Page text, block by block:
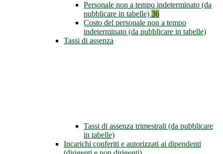
Personale non a tempo indeterminato (da
pubblicare in tabelle) 36
Costo del personale non a tempo
indeterminato (da pubblicare in tabelle)
Tassi di assenza
Tassi di assenza trimestrali (da pubblicare
in tabelle)
Incarichi conferiti e autorizzati ai dipendenti